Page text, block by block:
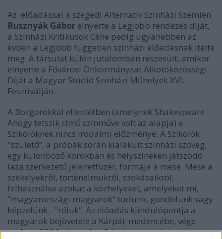
Az előadással a szegedi Alternatív Színházi Szemlén
Rusznyák Gábor elnyerte a Legjobb rendezés díját,
a Színházi Kritikusok Céhe pedig ugyanebben az
évben a Legjobb független színházi előadásnak ítélte
meg. A társulat külön jutalomban részesült, amikor
elnyerte a Fővárosi Önkormányzat Alkotóközösségi
Díját a Magyar Stúdió Színházi Műhelyek XVI.
Fesztiválján.
A Bozgorokkal ellentétben (amelynek Shakespeare
Ahogy tetszik című színműve volt az alapja) a
Szíkölöknek nincs irodalmi előzménye. A Szíkölök
"születő“, a próbák során kialakult színházi szöveg,
egy különböző korokban és helyszíneken játszódó
laza szerkezetű jelenetfüzér, formája a mese. Mese a
székelyekről, történelmükről, szokásaikról,
felhasználva azokat a közhelyeket, amelyeket mi,
"magyarországi magyarok“ tudunk, gondolunk vagy
képzelünk - "róluk“. Az előadás kiindulópontja a
magyarok bejövetele a Kárpát-medencébe, vége
pedig a 2004. december 5-i népszavazás.